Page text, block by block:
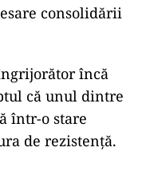
consolidării
încă
că unul dintre
într-o stare
de rezistență.